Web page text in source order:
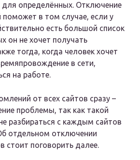
для определённых. Отключение
поможет в том случае, если у
есть большой список
он не хочет получать
тогда, когда человек хочет
в сети,
на работе.
от всех сайтов сразу –
проблемы, так как такой
разбираться с каждым сайтов
отдельном отключении
стоит поговорить далее.